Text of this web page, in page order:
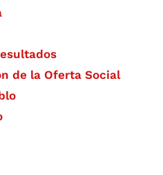
de la Oferta Social